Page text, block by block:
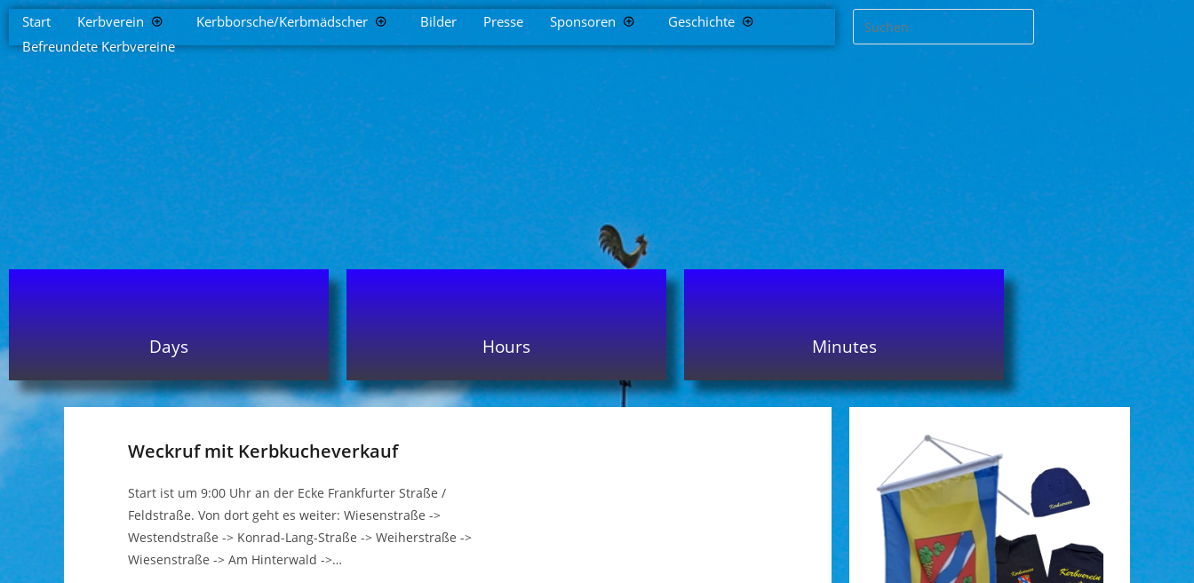
Start Kerbverein Kerbborsche/Kerbmädscher Bilder Presse Sponsoren
Geschichte
Befreundete Kerbvereine
Days Hours Minutes
Weckruf mit Kerbkucheverkauf
Start ist um 9:00 Uhr an der Ecke Frankfurter Straße /
Feldstraße. Von dort geht es weiter: Wiesenstraße ->
Westendstraße -> Konrad-Lang-Straße -> Weiherstraße ->
Wiesenstraße -> Am Hinterwald ->…